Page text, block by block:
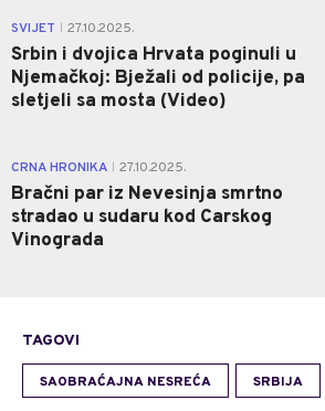
SVIJET 27.10.2025.
Srbin i dvojica Hrvata poginuli u
Njemačkoj: Bježali od policije, pa
sletjeli sa mosta (Video)
CRNA HRONIKA 27.10.2025.
Bračni par iz Nevesinja smrtno
stradao u sudaru kod Carskog
Vinograda
TAGOVI
SAOBRAĆAJNA NESREĆA SRBIJA